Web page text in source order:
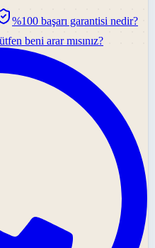
%100 başarı garantisi nedir?
beni arar mısınız?